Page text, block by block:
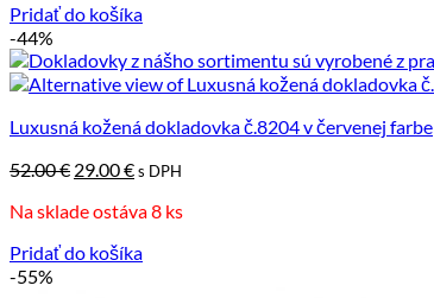
Pridať do košíka
-44%
Luxusná kožená dokladovka č.8204 v červenej farbe
52.00€ Pôvodná
bola:
29.00€Aktuálna
je:
s DPH
Na sklade ostáva 8 ks
Pridať do košíka
-55%